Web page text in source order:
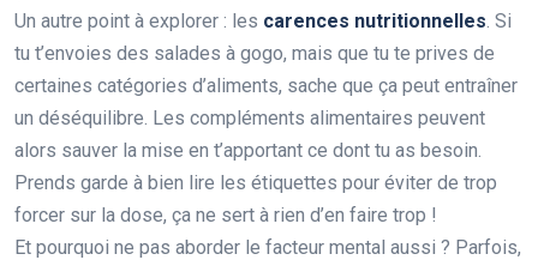
Un autre point à explorer : les carences nutritionnelles . Si
tu t’envoies des salades à gogo, mais que tu te prives de
certaines catégories d’aliments, sache que ça peut entraîner
un déséquilibre. Les compléments alimentaires peuvent
alors sauver la mise en t’apportant ce dont tu as besoin.
Prends garde à bien lire les étiquettes pour éviter de trop
forcer sur la dose, ça ne sert à rien d’en faire trop !
Et pourquoi ne pas aborder le facteur mental aussi ? Parfois,